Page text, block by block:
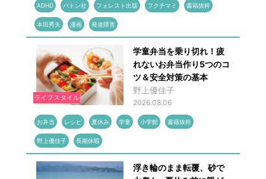
ADHD バトン社 フォレスト出版 フクチマミ 書籍抜粋
本田秀夫 漫画 発達障害
ライフスタイル
学童弁当を乗り切れ！疲
れないお弁当作り5つのコ
ツ＆安全対策の基本
野上優佳子
2026.08.06
お弁当 レシピ 夏休み 学童 小学館 書籍抜粋
野上優佳子 長期休暇
浮き輪のまま転覆、砂で